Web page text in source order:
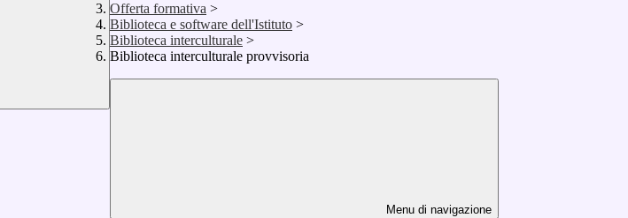
Offerta formativa >
Biblioteca e software dell'Istituto >
Biblioteca interculturale >
Biblioteca interculturale provvisoria
Menu di navigazione